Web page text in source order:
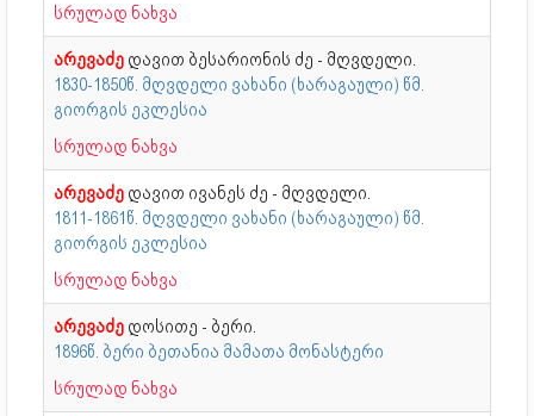
სრულად ნახვა
არევაძე დავით ბესარიონის ძე - მღვდელი.
1830-1850წ. მღვდელი ვახანი (ხარაგაული) წმ.
გიორგის ეკლესია
სრულად ნახვა
არევაძე დავით ივანეს ძე - მღვდელი.
1811-1861წ. მღვდელი ვახანი (ხარაგაული) წმ.
გიორგის ეკლესია
სრულად ნახვა
არევაძე დოსითე - ბერი.
1896წ. ბერი ბეთანია მამათა მონასტერი
სრულად ნახვა